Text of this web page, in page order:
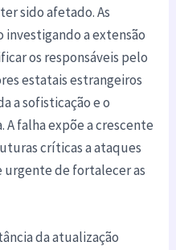
sido afetado. As
a extensão
os responsáveis pelo
estatais estrangeiros
a sofisticação e o
falha expõe a crescente
críticas a ataques
urgente de fortalecer as
da atualização